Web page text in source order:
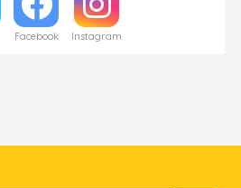
Facebook Instagram